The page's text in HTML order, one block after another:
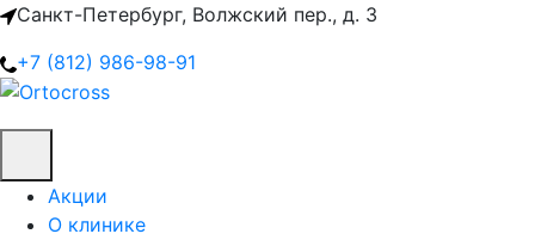
Санкт-Петербург, Волжский пер., д. 3
+7 (812) 986-98-91
Акции
О клинике